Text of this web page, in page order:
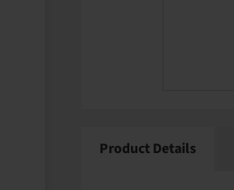
Product Details